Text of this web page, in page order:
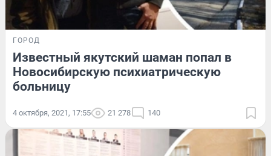
ГОРОД
Известный якутский шаман попал в
Новосибирскую психиатрическую
больницу
4 октября, 2021, 17:55 21 278 140